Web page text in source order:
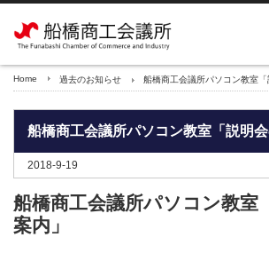
Home 過去のお知らせ 船橋商工会議所パソコン教室「
船橋商工会議所パソコン教室「説明会
2018-9-19
船橋商工会議所パソコン教室
案内」